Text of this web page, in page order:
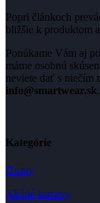
Popri článkoch
bližšie k produktom
Ponúkame Vám aj
máme osobnú
neviete dať s niečím
info@smartwear.sk.
Kategórie
Drony
Akčné kamery